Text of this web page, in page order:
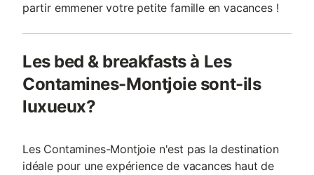
partir emmener votre petite famille en vacances !
Les bed & breakfasts à Les
Contamines-Montjoie sont-ils
luxueux?
Les Contamines-Montjoie n'est pas la destination
idéale pour une expérience de vacances haut de